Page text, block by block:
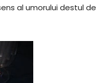
al umorului destul de